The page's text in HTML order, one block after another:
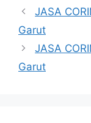
JASA
Garut
JASA
Garut